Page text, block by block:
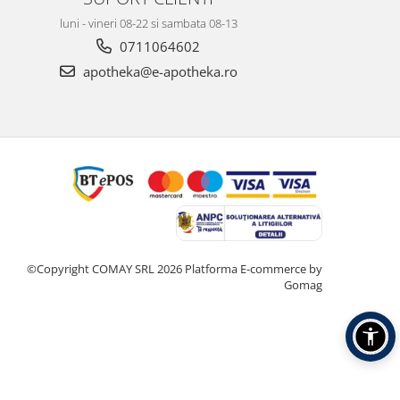
luni - vineri 08-22 si sambata 08-13
0711064602
apotheka@e-apotheka.ro
©Copyright COMAY SRL 2026 Platforma E-commerce by
Gomag